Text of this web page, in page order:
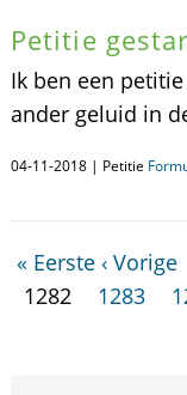
Petitie
Ik ben een
ander geluid in
04-11-2018 | Petitie
« Eerste ‹ Vorige
1282
1283